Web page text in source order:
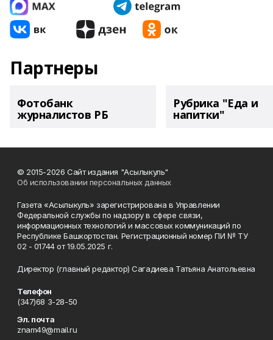
Партнеры
Фотобанк
журналистов РБ
Рубрика "Еда и
напитки"
© 2015-2026 Сайт издания "Асылыкуль"
Об использовании персональных данных
Газета «Асылыкуль» зарегистрирована в Управлении
Федеральной службы по надзору в сфере связи,
информационных технологий и массовых коммуникаций по
Республике Башкортостан. Регистрационный номер ПИ № ТУ
02 - 01744 от 19.05.2025 г.
Директор (главный редактор) Сагадиева Татьяна Анатольевна
Телефон
(347)68 3-28-50
Эл. почта
znam49@mail.ru